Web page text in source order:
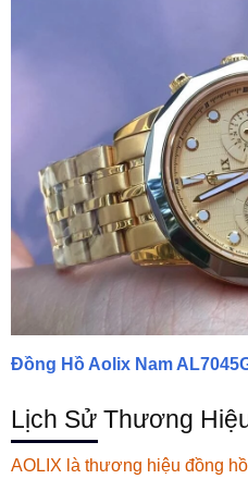
Đồng Hồ Aolix Nam
Lịch Sử Thương
AOLIX là thương hiệu đồng